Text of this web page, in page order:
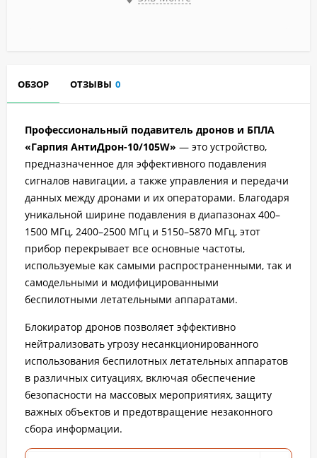
ОБЗОР ОТЗЫВЫ 0
Профессиональный подавитель дронов и БПЛА
«Гарпия АнтиДрон-10/105W» — это устройство,
предназначенное для эффективного подавления
сигналов навигации, а также управления и передачи
данных между дронами и их операторами. Благодаря
уникальной ширине подавления в диапазонах 400–
1500 МГц, 2400–2500 МГц и 5150–5870 МГц, этот
прибор перекрывает все основные частоты,
используемые как самыми распространенными, так и
самодельными и модифицированными
беспилотными летательными аппаратами.
Блокиратор дронов позволяет эффективно
нейтрализовать угрозу несанкционированного
использования беспилотных летательных аппаратов
в различных ситуациях, включая обеспечение
безопасности на массовых мероприятиях, защиту
важных объектов и предотвращение незаконного
сбора информации.